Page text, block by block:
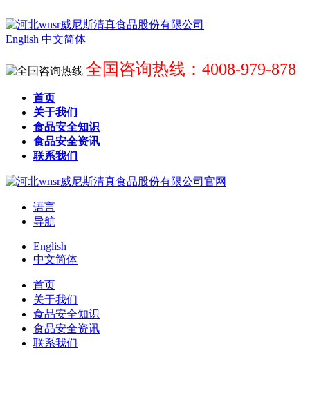
English 中文简体
全国咨询热线：4008-979-878
首页
关于我们
食品安全知识
食品安全资讯
联系我们
语言
导航
English
中文简体
首页
关于我们
食品安全知识
食品安全资讯
联系我们